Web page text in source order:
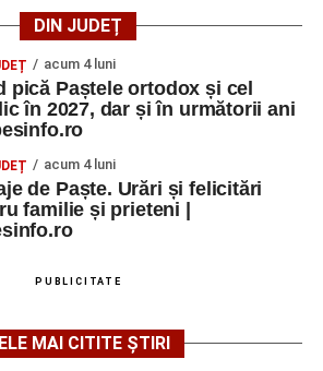
DIN JUDEȚ
acum 4 luni
pică Paștele ortodox și cel
în 2027, dar și în următorii ani
acum 4 luni
de Paște. Urări și felicitări
familie și prieteni |
PUBLICITATE
MAI CITITE ȘTIRI